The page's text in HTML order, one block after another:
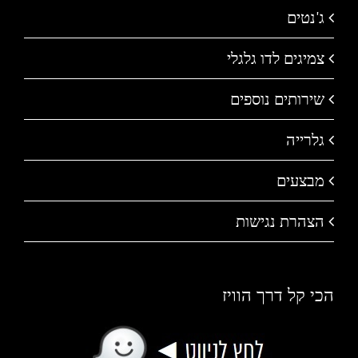
ג'נטים
צמיגים לדו גלגלי
שירותים נוספים
גלרייה
מבצעים
הצהרת נגישות
הכי קל דרך הוויז